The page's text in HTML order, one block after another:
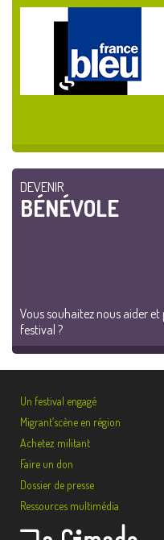
DEVENIR
BÉNÉVOLE
Vous souhaitez nous aider
festival ?
Un festival engagé
Migrant’scène en région
Achetez militant
Faire un don
Dossier de presse
Ressources multimédia